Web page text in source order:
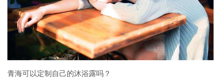
青海可以定制自己的沐浴露吗？